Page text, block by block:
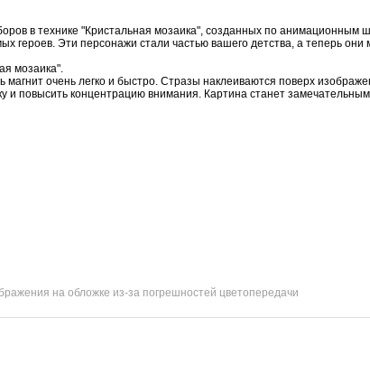
в технике "Кристальная мозаика", созданных по
Эти персонажи стали частью вашего детства, а теперь они
мозаика".
очень легко и быстро. Стразы наклеиваются поверх
и повысить концентрацию внимания. Картина станет
на обложке из-за погрешностей цветопередачи